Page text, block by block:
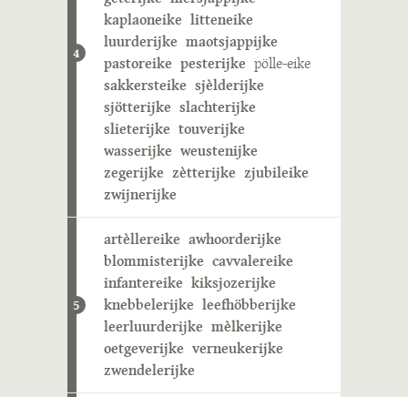
4
kaplaoneike litteneike
luurderijke maotsjappijke
pastoreike pesterijke pölle-eike
sakkersteike sjèlderijke
sjötterijke slachterijke
slieterijke touverijke
wasserijke weustenijke
zegerijke zètterijke zjubileike
zwijnerijke
5
artèllereike awhoorderijke
blommisterijke cavvalereike
infantereike kiksjozerijke
knebbelerijke leefhöbberijke
leerluurderijke mèlkerijke
oetgeverijke verneukerijke
zwendelerijke